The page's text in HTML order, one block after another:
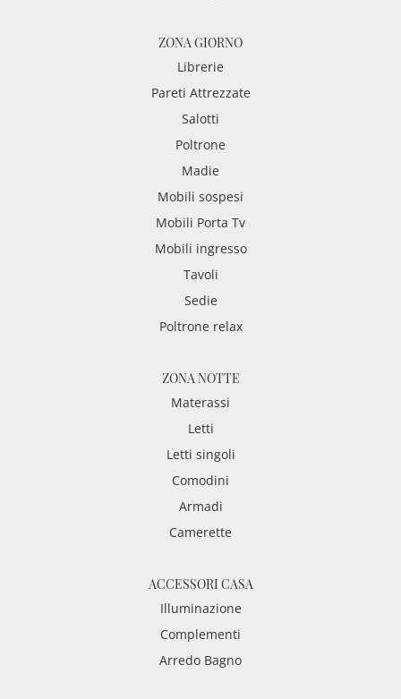
ZONA GIORNO
Librerie
Pareti Attrezzate
Salotti
Poltrone
Madie
Mobili sospesi
Mobili Porta Tv
Mobili ingresso
Tavoli
Sedie
Poltrone relax
ZONA NOTTE
Materassi
Letti
Letti singoli
Comodini
Armadi
Camerette
ACCESSORI CASA
Illuminazione
Complementi
Arredo Bagno